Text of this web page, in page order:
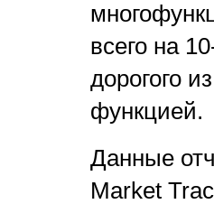
всего на
дорогого
функцией.
Данные
Market